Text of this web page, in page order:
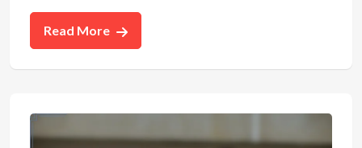
Read More